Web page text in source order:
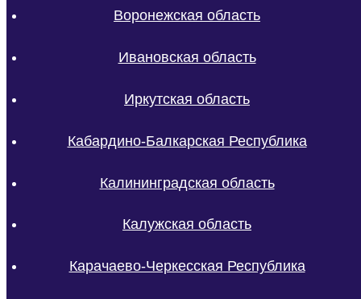
Воронежская область
Ивановская область
Иркутская область
Кабардино-Балкарская Республика
Калининградская область
Калужская область
Карачаево-Черкесская Республика